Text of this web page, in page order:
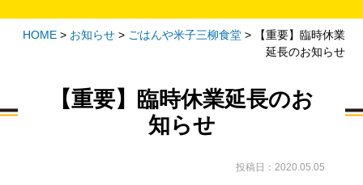
HOME> お知らせ> ごはんや米子三柳食堂>
【重要】臨時休業
延長のお知らせ
【重要】臨時休業延長のお
知らせ
投稿日：2020.05.05